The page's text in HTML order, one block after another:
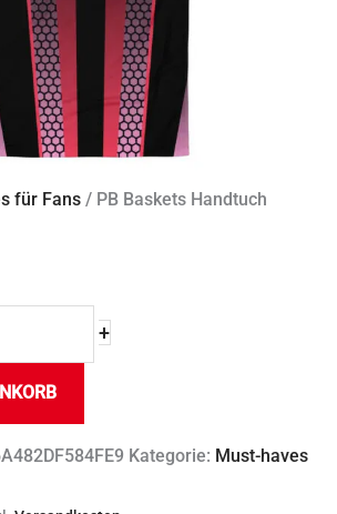
für Fans / PB Baskets Handtuch
+
Kategorie: Must-haves